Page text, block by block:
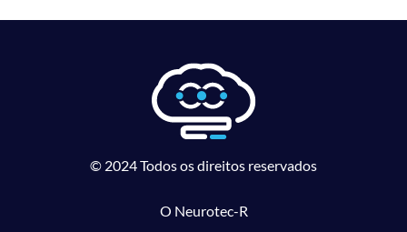
© 2024 Todos os direitos reservados
O Neurotec-R